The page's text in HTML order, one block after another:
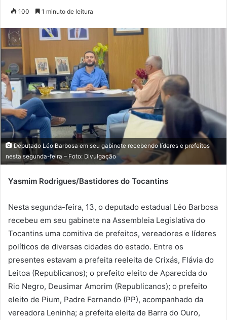
e
u
m
e
-
i
l
100 1 minuto de leitura
Deputado Léo Barbosa em seu gabinete recebendo líderes e prefeitos
nesta segunda-feira – Foto: Divulgação
Yasmim Rodrigues/Bastidores do Tocantins
Nesta segunda-feira, 13, o deputado estadual Léo Barbosa
recebeu em seu gabinete na Assembleia Legislativa do
Tocantins uma comitiva de prefeitos, vereadores e líderes
políticos de diversas cidades do estado. Entre os
presentes estavam a prefeita reeleita de Crixás, Flávia do
Leitoa (Republicanos); o prefeito eleito de Aparecida do
Rio Negro, Deusimar Amorim (Republicanos); o prefeito
eleito de Pium, Padre Fernando (PP), acompanhado da
vereadora Leninha; a prefeita eleita de Barra do Ouro,